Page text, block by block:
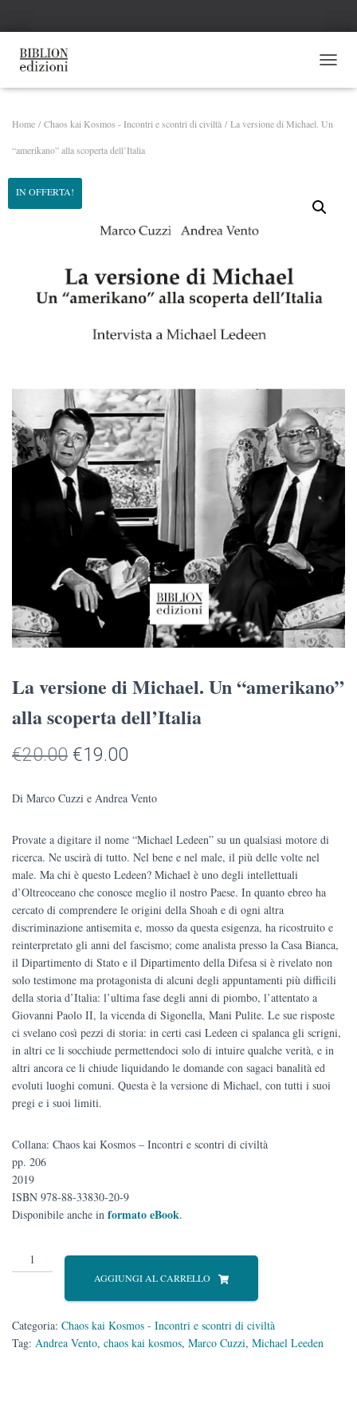
Home /Chaos kai Kosmos - Incontri e scontri di civiltà / La versione di Michael. Un
“amerikano” alla scoperta dell’Italia
IN OFFERTA!
La versione di Michael. Un “amerikano”
alla scoperta dell’Italia
€20.00 Il
era:
€20.00.
€19.00
è:
€19.00.
Di Marco Cuzzi e Andrea Vento
Provate a digitare il nome “Michael Ledeen” su un qualsiasi motore di
ricerca. Ne uscirà di tutto. Nel bene e nel male, il più delle volte nel
male. Ma chi è questo Ledeen? Michael è uno degli intellettuali
d’Oltreoceano che conosce meglio il nostro Paese. In quanto ebreo ha
cercato di comprendere le origini della Shoah e di ogni altra
discriminazione antisemita e, mosso da questa esigenza, ha ricostruito e
reinterpretato gli anni del fascismo; come analista presso la Casa Bianca,
il Dipartimento di Stato e il Dipartimento della Difesa si è rivelato non
solo testimone ma protagonista di alcuni degli appuntamenti più difficili
della storia d’Italia: l’ultima fase degli anni di piombo, l’attentato a
Giovanni Paolo II, la vicenda di Sigonella, Mani Pulite. Le sue risposte
ci svelano così pezzi di storia: in certi casi Ledeen ci spalanca gli scrigni,
in altri ce li socchiude permettendoci solo di intuire qualche verità, e in
altri ancora ce li chiude liquidando le domande con sagaci banalità ed
evoluti luoghi comuni. Questa è la versione di Michael, con tutti i suoi
pregi e i suoi limiti.
Collana: Chaos kai Kosmos – Incontri e scontri di civiltà
pp. 206
2019
ISBN 978-88-33830-20-9
Disponibile anche in formato eBook.
versione
Un
"amerikano"
AGGIUNGI AL CARRELLO
Categoria: Chaos kai Kosmos - Incontri e scontri di civiltà
Tag: Andrea Vento, chaos kai kosmos, Marco Cuzzi, Michael Leeden